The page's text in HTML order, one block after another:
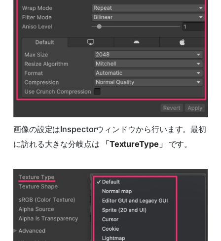
画像の設定はInspectorウィンドウから行います。最初
に訪れる大きな分岐点は
「TextureType」 です。